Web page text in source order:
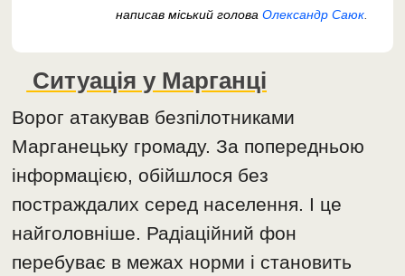
написав міський голова Олександр Саюк.
Ситуація у Марганці
Ворог атакував безпілотниками
Марганецьку громаду. За попередньою
інформацією, обійшлося без
постраждалих серед населення. І це
найголовніше. Радіаційний фон
перебуває в межах норми і становить